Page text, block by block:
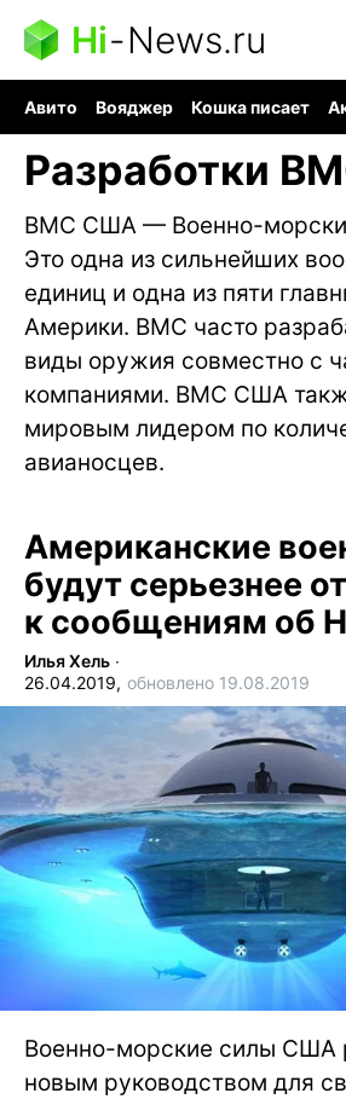
Hi-News.ru
Авито Вояджер Кошка писает
Разработки
ВМС США — Военно-
Это одна из сильнейших
единиц и одна из пяти
Америки. ВМС часто
виды оружия совместно с
компаниями. ВМС США
мировым лидером по
авианосцев.
Американские
будут серьезнее
к сообщениям об
Илья Хель ∙
26.04.2019, обновлено 19.08.2019
Военно-морские силы США
новым руководством для